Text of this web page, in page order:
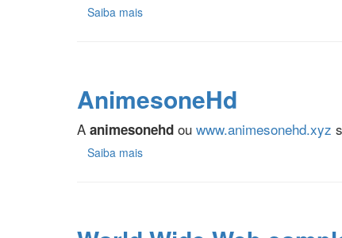
Saiba mais
AnimesoneHd
A animesonehd ou www.animesonehd.xyz
Saiba mais